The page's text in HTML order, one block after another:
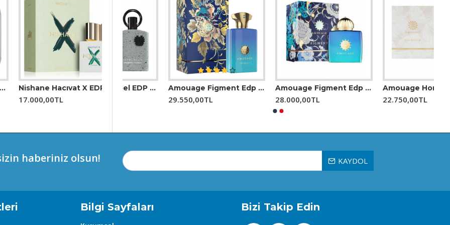
kadınlar.
Nishane Hacıvat X EDP 100 ML Unisex Parfüm
17.000,00TL
Parfüm
2.999,00TL
Amouage Figment Edp 100 Ml Erkek Parfüm Amouage Figment Edp 100 Ml Kadın Parfüm Amouage Honour Edp 100 Ml Kadın Parfüm
haberiniz olsun! KAYDOL
Bilgi Sayfaları Bizi Takip Edin